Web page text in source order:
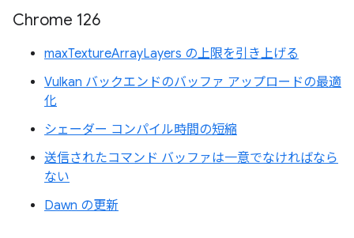
Chrome 126
maxTextureArrayLayers の上限を引き上げる
Vulkan バックエンドのバッファ アップロードの最適
化
シェーダー コンパイル時間の短縮
送信されたコマンド バッファは一意でなければなら
ない
Dawn の更新